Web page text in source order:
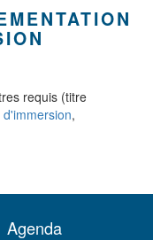
requis (titre
,
Agenda